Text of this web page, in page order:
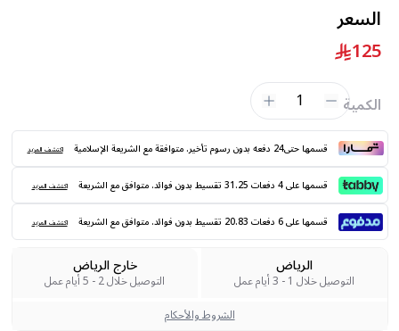
السعر
125
الكمية 1
قسمها حتى24 دفعه بدون رسوم تأخير. متوافقة مع الشريعة الإسلامية اكتشف المزيد
قسمها على 4 دفعات 31.25 تقسيط بدون فوائد. متوافق مع الشريعة اكتشف المزيد
قسمها على 6 دفعات 20.83 تقسيط بدون فوائد. متوافق مع الشريعة اكتشف المزيد
الرياض
التوصيل خلال 1 - 3 أيام عمل
خارج الرياض
التوصيل خلال 2 - 5 أيام عمل
الشروط والأحكام